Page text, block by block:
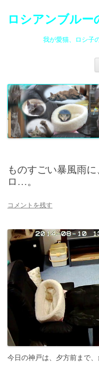
ロシアンブルー
我が愛猫、ロシ子
ものすごい暴風雨
ロ…。
コメントを残す
今日の神戸は、夕方前まで